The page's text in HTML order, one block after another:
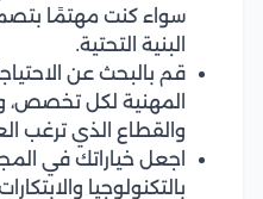
سواء كنت مهتمًا
البنية التحتية.
قم بالبحث عن
المهنية لكل تخصص،
والقطاع الذي ترغب
اجعل خياراتك في
بالتكنولوجيا